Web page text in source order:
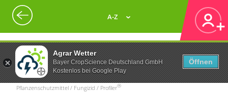
Agrar Wetter
Bayer CropScience Deutschland GmbH
Kostenlos bei Google Play
Öffnen
A-Z
Pflanzenschutzmittel / Fungizid / Profiler®